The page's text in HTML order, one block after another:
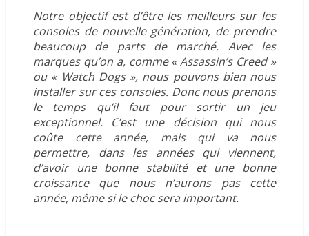
Notre objectif est d’être les meilleurs sur les
consolesde nouvelle génération, de prendre
beaucoup de parts de marché. Avec les
marques qu’on a, comme « Assassin’s Creed »
ou « Watch Dogs », nous pouvons bien nous
installer sur ces consoles. Donc nous prenons
le temps qu’il faut pour sortir un jeu
exceptionnel. C’est une décision qui nous
coûte cette année, mais qui va nous
permettre, dans les années qui viennent,
d’avoir une bonne stabilité et une bonne
croissance que nous n’aurons pas cette
année, même si le choc sera important.